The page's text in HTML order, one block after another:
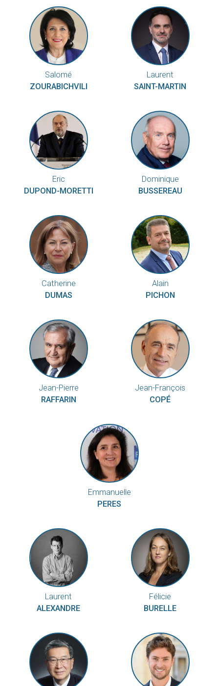
Salomé
ZOURABICHVILI
Laurent
SAINT-MARTIN
Eric
DUPOND-MORETTI
Dominique
BUSSEREAU
Catherine
DUMAS
Alain
PICHON
Jean-Pierre
RAFFARIN
Jean-François
COPÉ
Emmanuelle
PERES
Laurent
ALEXANDRE
Félicie
BURELLE